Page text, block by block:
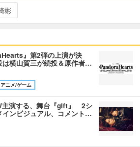
彬
』第2弾の上演が決
横山賀三が続投＆原作者…
アニメ/ゲーム
主演する、舞台『gift』 2シ
インビジュアル、コメント…